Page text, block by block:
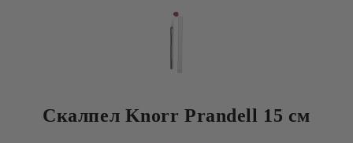
Скалпел Knorr Prandell 15 см